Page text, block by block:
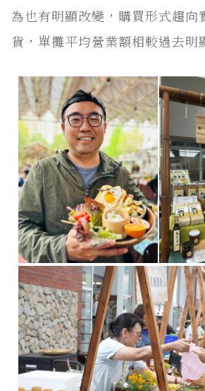
為也有明顯改變，購買形式趨向
貨，單攤平均營業額相較過去明